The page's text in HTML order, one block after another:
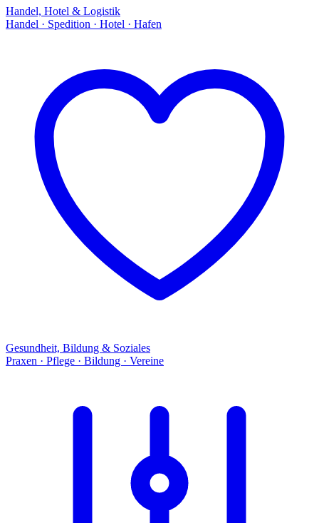
Handel, Hotel & Logistik
Handel · Spedition · Hotel · Hafen
Gesundheit, Bildung & Soziales
Praxen · Pflege · Bildung · Vereine